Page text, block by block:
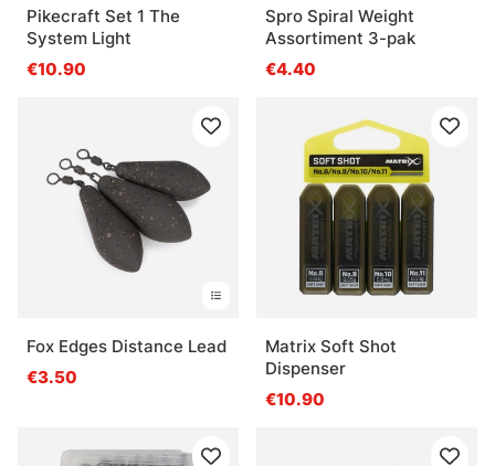
Pikecraft Set 1 The
System Light
€10.90
Spro Spiral Weight
Assortiment 3-pak
€4.40
Fox Edges Distance Lead
€3.50
Matrix Soft Shot
Dispenser
€10.90